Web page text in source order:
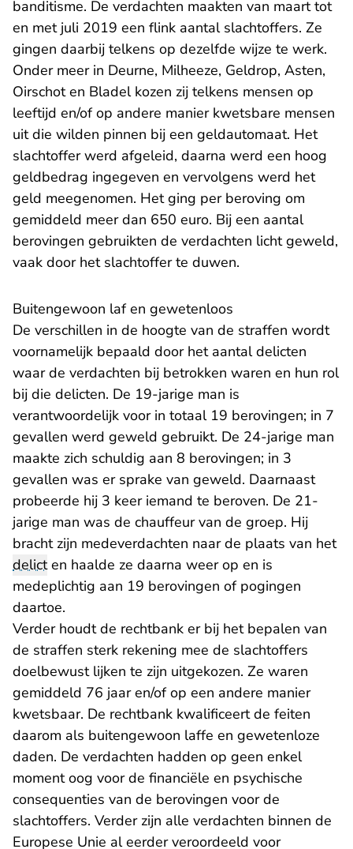
banditisme. De verdachten maakten van maart tot
en met juli 2019 een flink aantal slachtoffers. Ze
gingen daarbij telkens op dezelfde wijze te werk.
Onder meer in Deurne, Milheeze, Geldrop, Asten,
Oirschot en Bladel kozen zij telkens mensen op
leeftijd en/of op andere manier kwetsbare mensen
uit die wilden pinnen bij een geldautomaat. Het
slachtoffer werd afgeleid, daarna werd een hoog
geldbedrag ingegeven en vervolgens werd het
geld meegenomen. Het ging per beroving om
gemiddeld meer dan 650 euro. Bij een aantal
berovingen gebruikten de verdachten licht geweld,
vaak door het slachtoffer te duwen.
Buitengewoon laf en gewetenloos
De verschillen in de hoogte van de straffen wordt
voornamelijk bepaald door het aantal delicten
waar de verdachten bij betrokken waren en hun rol
bij die delicten. De 19-jarige man is
verantwoordelijk voor in totaal 19 berovingen; in 7
gevallen werd geweld gebruikt. De 24-jarige man
maakte zich schuldig aan 8 berovingen; in 3
gevallen was er sprake van geweld. Daarnaast
probeerde hij 3 keer iemand te beroven. De 21-
jarige man was de chauffeur van de groep. Hij
bracht zijn medeverdachten naar de plaats van het
delicten haalde ze daarna weer op en is
medeplichtig aan 19 berovingen of pogingen
daartoe.
Verder houdt de rechtbank er bij het bepalen van
de straffen sterk rekening mee de slachtoffers
doelbewust lijken te zijn uitgekozen. Ze waren
gemiddeld 76 jaar en/of op een andere manier
kwetsbaar. De rechtbank kwalificeert de feiten
daarom als buitengewoon laffe en gewetenloze
daden. De verdachten hadden op geen enkel
moment oog voor de financiële en psychische
consequenties van de berovingen voor de
slachtoffers. Verder zijn alle verdachten binnen de
Europese Unie al eerder veroordeeld voor